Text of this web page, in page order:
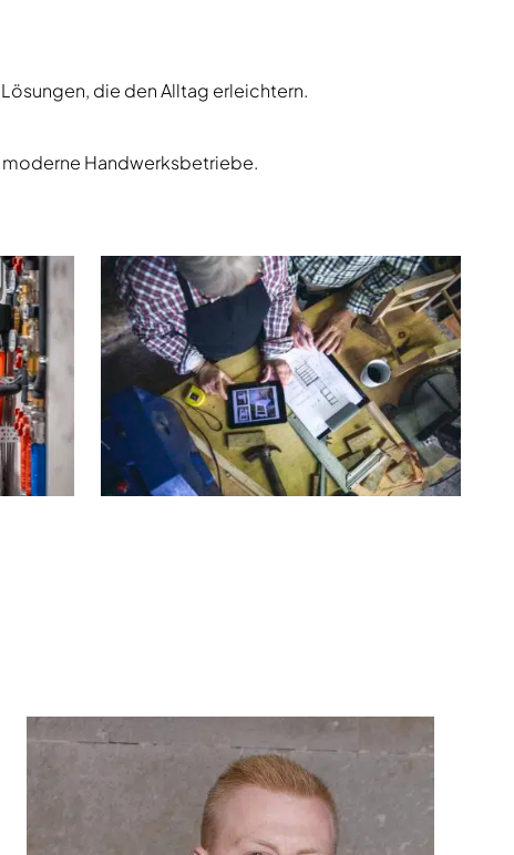
die den Alltag erleichtern.
Handwerksbetriebe.